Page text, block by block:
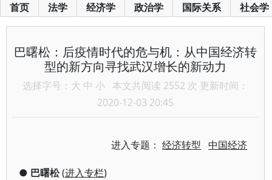
首页 法学 经济学 政治学 国际关系 社会学
巴曙松：后疫情时代的危与机：从中国经济转
型的新方向寻找武汉增长的新动力
选择字号： 大 中 小 本文共阅读 2552 次 更新时间：
2020-12-03 20:45
进入专题：经济转型 中国经济
● 巴曙松(进入专栏)